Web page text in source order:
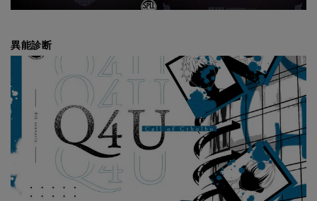
異能診断